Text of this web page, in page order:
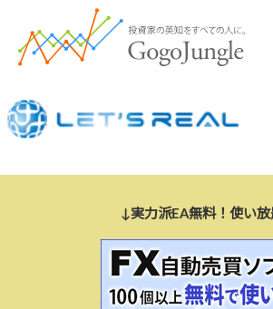
↓実力派EA無料！使い